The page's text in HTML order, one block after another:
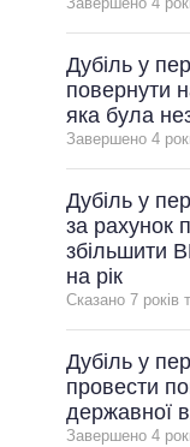
Дубіль у
повернути
яка була
Завершено 4
Дубіль у
за рахунок
збільшити
на рік
Сказано 7 рокiв
Дубіль у
провести
державної
Завершено 4